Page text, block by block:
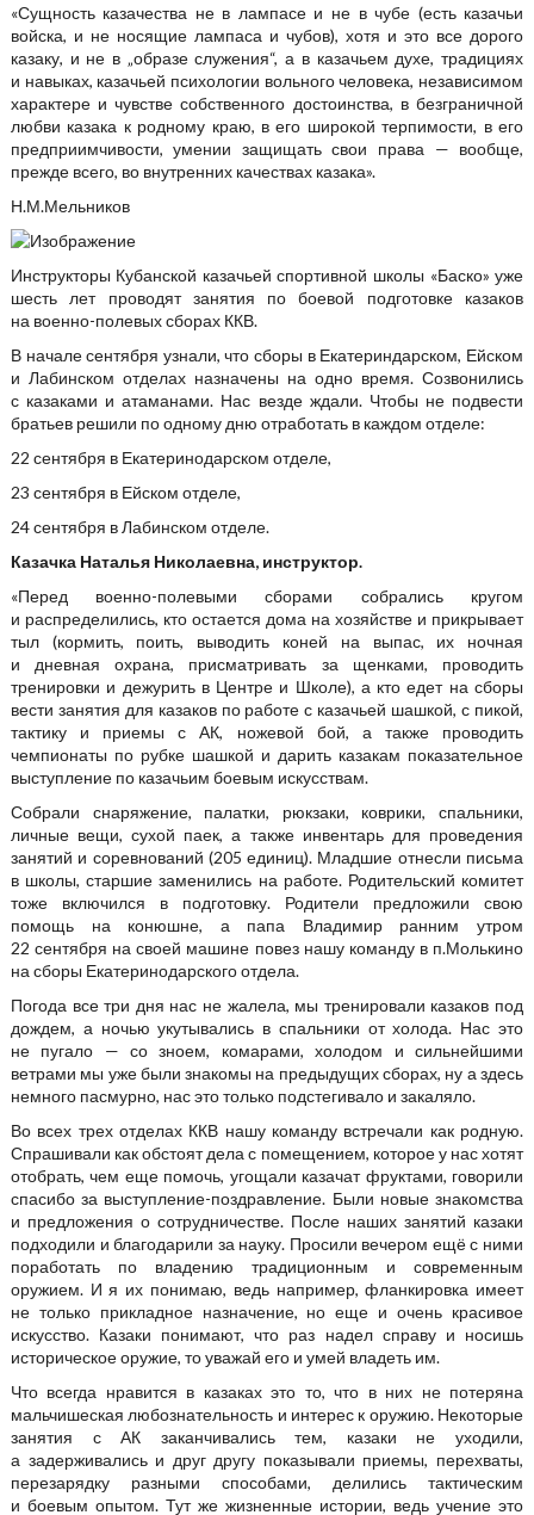
«Сущность казачества не в лампасе и не в чубе (есть казачьи
войска, и не носящие лампаса и чубов), хотя и это все дорого
казаку, и не в „образе служения“, а в казачьем духе, традициях
и навыках, казачьей психологии вольного человека, независимом
характере и чувстве собственного достоинства, в безграничной
любви казака к родному краю, в его широкой терпимости, в его
предприимчивости, умении защищать свои права — вообще,
прежде всего, во внутренних качествах казака».
Н.М.Мельников
Инструкторы Кубанской казачьей спортивной школы «Баско» уже
шесть лет проводят занятия по боевой подготовке казаков
на военно-полевых сборах ККВ.
В начале сентября узнали, что сборы в Екатериндарском, Ейском
и Лабинском отделах назначены на одно время. Созвонились
с казаками и атаманами. Нас везде ждали. Чтобы не подвести
братьев решили по одному дню отработать в каждом отделе:
22 сентября в Екатеринодарском отделе,
23 сентября в Ейском отделе,
24 сентября в Лабинском отделе.
Казачка Наталья Николаевна, инструктор.
«Перед военно-полевыми сборами собрались кругом
и распределились, кто остается дома на хозяйстве и прикрывает
тыл (кормить, поить, выводить коней на выпас, их ночная
и дневная охрана, присматривать за щенками, проводить
тренировки и дежурить в Центре и Школе), а кто едет на сборы
вести занятия для казаков по работе с казачьей шашкой, с пикой,
тактику и приемы с АК, ножевой бой, а также проводить
чемпионаты по рубке шашкой и дарить казакам показательное
выступление по казачьим боевым искусствам.
Собрали снаряжение, палатки, рюкзаки, коврики, спальники,
личные вещи, сухой паек, а также инвентарь для проведения
занятий и соревнований (205 единиц). Младшие отнесли письма
в школы, старшие заменились на работе. Родительский комитет
тоже включился в подготовку. Родители предложили свою
помощь на конюшне, а папа Владимир ранним утром
22 сентября на своей машине повез нашу команду в п.Молькино
на сборы Екатеринодарского отдела.
Погода все три дня нас не жалела, мы тренировали казаков под
дождем, а ночью укутывались в спальники от холода. Нас это
не пугало — со зноем, комарами, холодом и сильнейшими
ветрами мы уже были знакомы на предыдущих сборах, ну а здесь
немного пасмурно, нас это только подстегивало и закаляло.
Во всех трех отделах ККВ нашу команду встречали как родную.
Спрашивали как обстоят дела с помещением, которое у нас хотят
отобрать, чем еще помочь, угощали казачат фруктами, говорили
спасибо за выступление-поздравление. Были новые знакомства
и предложения о сотрудничестве. После наших занятий казаки
подходили и благодарили за науку. Просили вечером ещё с ними
поработать по владению традиционным и современным
оружием. И я их понимаю, ведь например, фланкировка имеет
не только прикладное назначение, но еще и очень красивое
искусство. Казаки понимают, что раз надел справу и носишь
историческое оружие, то уважай его и умей владеть им.
Что всегда нравится в казаках это то, что в них не потеряна
мальчишеская любознательность и интерес к оружию. Некоторые
занятия с АК заканчивались тем, казаки не уходили,
а задерживались и друг другу показывали приемы, перехваты,
перезарядку разными способами, делились тактическим
и боевым опытом. Тут же жизненные истории, ведь учение это